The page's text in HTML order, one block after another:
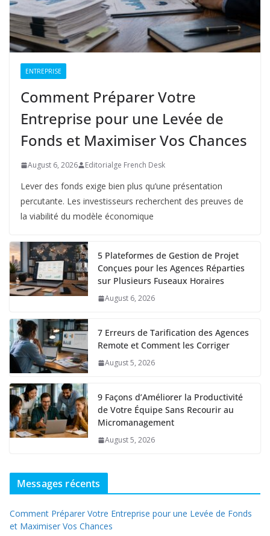
ENTREPRISE
Comment Préparer Votre
Entreprise pour une Levée de
Fonds et Maximiser Vos Chances
August 6, 2026 Editorialge French Desk
Lever des fonds exige bien plus qu’une présentation
percutante. Les investisseurs recherchent des preuves de
la viabilité du modèle économique
5 Plateformes de Gestion de Projet
Conçues pour les Agences Réparties
sur Plusieurs Fuseaux Horaires
August 6, 2026
7 Erreurs de Tarification des Agences
Remote et Comment les Corriger
August 5, 2026
9 Façons d’Améliorer la Productivité
de Votre Équipe Sans Recourir au
Micromanagement
August 5, 2026
Messages récents
Comment Préparer Votre Entreprise pour une Levée de Fonds
et Maximiser Vos Chances